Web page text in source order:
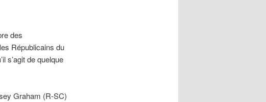
des
Républicains du
s’agit de quelque
Graham (R-SC)